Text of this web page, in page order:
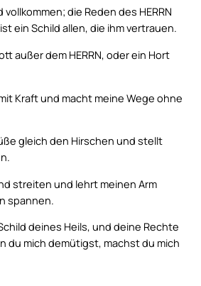
die Reden des HERRN
ein Schild allen, die ihm vertrauen.
außer dem HERRN, oder ein Hort
Kraft und macht meine Wege ohne
gleich den Hirschen und stellt
streiten und lehrt meinen Arm
spannen.
deines Heils, und deine Rechte
du mich demütigst, machst du mich